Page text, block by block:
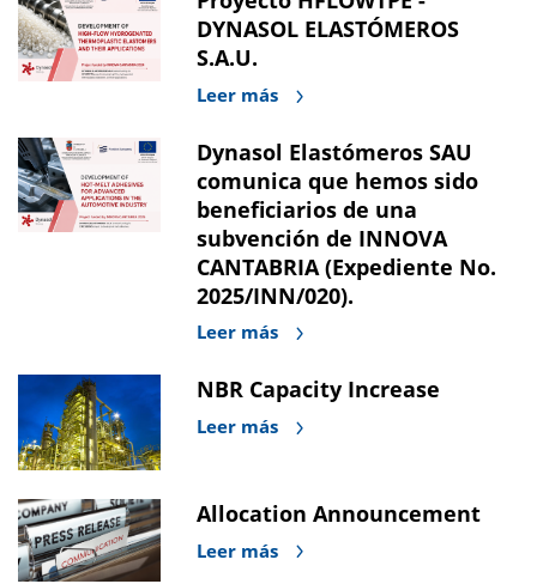
DYNASOL ELASTÓMEROS
S.A.U.
Leer más
Dynasol Elastómeros SAU
comunica que hemos sido
beneficiarios de una
subvención de INNOVA
CANTABRIA (Expediente No.
2025/INN/020).
Leer más
NBR Capacity Increase
Leer más
Allocation Announcement
Leer más